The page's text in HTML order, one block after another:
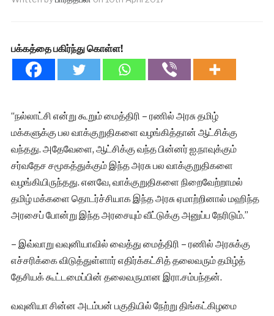
பக்கத்தை பகிர்ந்து கொள்ள!
“நல்லாட்சி என்று கூறும் மைத்திரி – ரணில் அரசு தமிழ்
மக்களுக்கு பல வாக்குறுதிகளை வழங்கித்தான் ஆட்சிக்கு
வந்தது. அதேவேளை, ஆட்சிக்கு வந்த பின்னர் ஐ.நாவுக்கும்
சர்வதேச சமூகத்துக்கும் இந்த அரசு பல வாக்குறுதிகளை
வழங்கியிருந்தது. எனவே, வாக்குறுதிகளை நிறைவேற்றாமல்
தமிழ் மக்களை தொடர்ச்சியாக இந்த அரசு ஏமாற்றினால் மஹிந்த
அரசைப் போன்று இந்த அரசையும் வீட்டுக்கு அனுப்ப நேரிடும்.”
– இவ்வாறு வவுனியாவில் வைத்து மைத்திரி – ரணில் அரசுக்கு
எச்சரிக்கை விடுத்துள்ளார் எதிர்க்கட்சித் தலைவரும் தமிழ்த்
தேசியக் கூட்டமைப்பின் தலைவருமான இரா.சம்பந்தன்.
வவுனியா சின்ன அடம்பன் பகுதியில் நேற்று திங்கட்கிழமை